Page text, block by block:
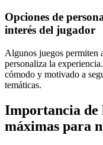
Opciones de
interés del jugador
Algunos juegos permiten
personaliza la
cómodo y motivado a
temáticas.
Importancia de
máximas para